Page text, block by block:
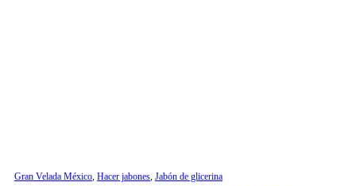
Gran Velada México Hacer jabones Jabón de glicerina